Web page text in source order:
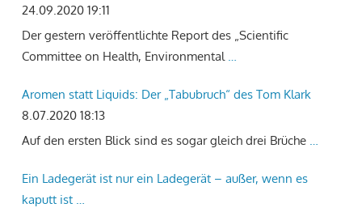
24.09.2020 19:11
Der gestern veröffentlichte Report des „Scientific
Committee on Health, Environmental …
Aromen statt Liquids: Der „Tabubruch“ des Tom Klark
8.07.2020 18:13
Auf den ersten Blick sind es sogar gleich drei Brüche …
Ein Ladegerät ist nur ein Ladegerät – außer, wenn es
kaputt ist …